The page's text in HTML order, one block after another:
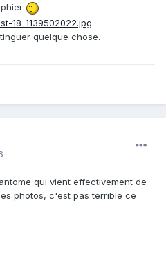
quelque chose.
qui vient effectivement de
photos, c'est pas terrible ce